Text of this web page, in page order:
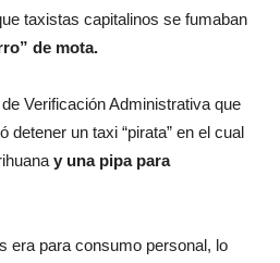
taxistas capitalinos se fumaban
de mota.
Verificación Administrativa que
detener un taxi “pirata” en el cual
y una pipa para
era para consumo personal, lo